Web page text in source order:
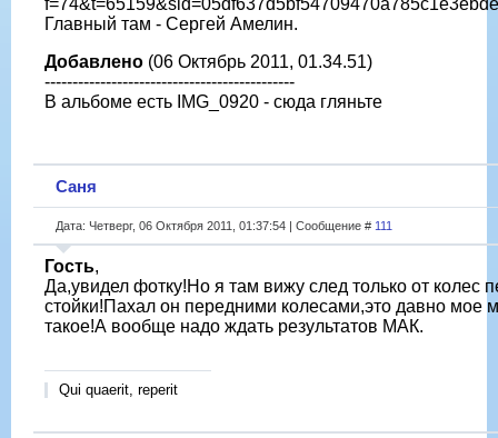
Главный там - Сергей Амелин.
Добавлено (06 Октябрь 2011, 01.34.51)
---------------------------------------------
В альбоме есть IMG_0920 - сюда гляньте
Саня
Дата: Четверг, 06 Октября 2011, 01:37:54 | Сообщение # 111
Гость,
Да,увидел фотку!Но я там вижу след только от колес
стойки!Пахал он передними колесами,это давно мое
такое!А вообще надо ждать результатов МАК.
Qui quaerit, reperit